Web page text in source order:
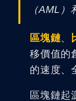
（AML
區塊鏈、
移價值的
的速度、
區塊鏈起